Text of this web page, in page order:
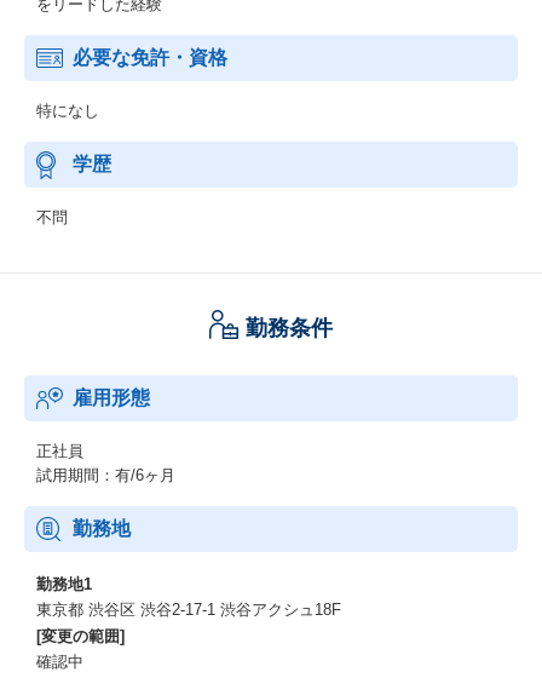
をリードした経験
必要な免許・資格
特になし
学歴
不問
勤務条件
雇用形態
正社員
試用期間：有/6ヶ月
勤務地
勤務地1
東京都 渋谷区 渋谷2-17-1 渋谷アクシュ18F
[変更の範囲]
確認中